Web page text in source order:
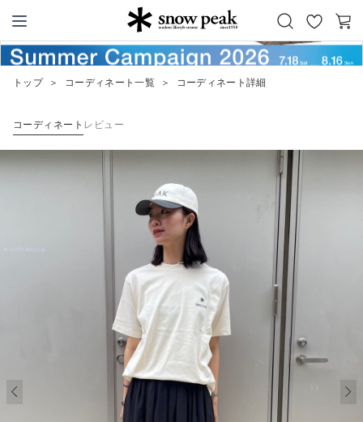
Snow Peak
お
カ
ー
トップ ＞ コーディネート一覧 ＞ コーディネート詳細
コーディネート レビュー